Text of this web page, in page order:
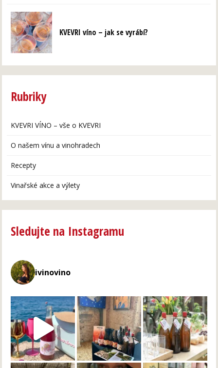
KVEVRI víno – jak se vyrábí?
Rubriky
KVEVRI VÍNO – vše o KVEVRI
O našem vínu a vinohradech
Recepty
Vinařské akce a výlety
Sledujte na Instagramu
ivinovino